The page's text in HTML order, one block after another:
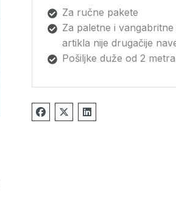
Za ručne pakete
Za paletne i
artikla nije drugačije
Pošiljke duže od 2